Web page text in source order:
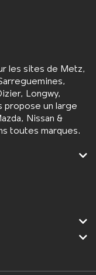
les sites de Metz,
Longwy,
propose un large
Nissan &
toutes marques.